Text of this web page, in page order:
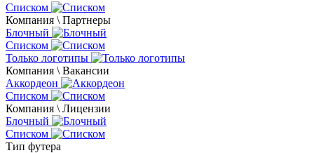
Списком
Компания \ Партнеры
Блочный
Списком
Только логотипы
Компания \ Вакансии
Аккордеон
Списком
Компания \ Лицензии
Блочный
Списком
Тип футера